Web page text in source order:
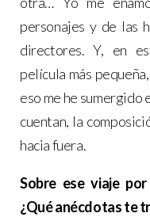
personajes y de las
directores. Y, en
película más
eso me he sumergido
cuentan, la
hacia fuera.
Sobre ese viaje
¿Qué anécdotas te